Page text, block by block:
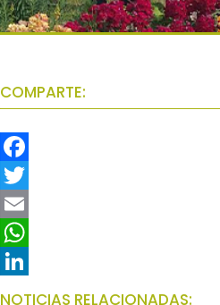
COMPARTE:
F
a
c
e
b
T
w
t
E
m
a
W
h
LNOTICIAS RELACIONADAS: